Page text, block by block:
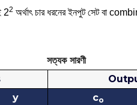
22 অর্থাৎ চার ধরনের ইনপুট সেট বা
সত্যক সারণী
y co